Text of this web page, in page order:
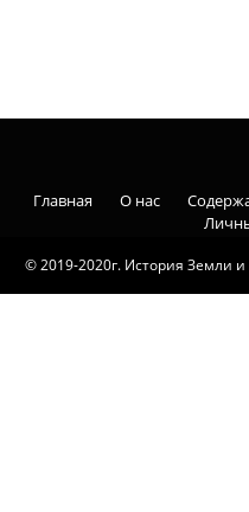
© 2019-2020г. История Земли
Главная О нас